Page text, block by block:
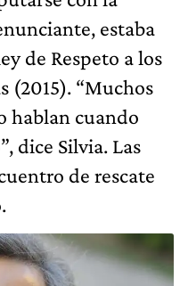
estaba
de Respeto a los
(2015). “Muchos
hablan cuando
dice Silvia. Las
de rescate